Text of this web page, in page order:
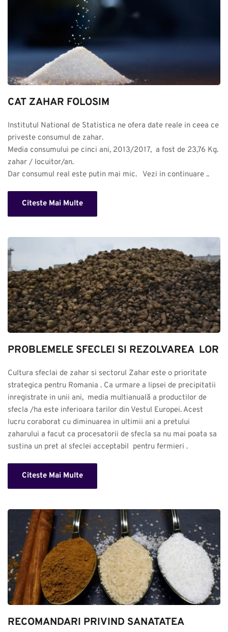
CAT ZAHAR FOLOSIM
Institutul National de Statistica ne ofera date reale in ceea ce
priveste consumul de zahar.
Media consumului pe cinci ani, 2013/2017,  a fost de 23,76 Kg.
zahar / locuitor/an.
Dar consumul real este putin mai mic.   Vezi in continuare ..
Citeste Mai Multe
PROBLEMELE SFECLEI SI REZOLVAREA  LOR
Cultura sfeclai de zahar si sectorul Zahar este o prioritate
strategica pentru Romania . Ca urmare a lipsei de precipitatii
inregistrate in unii ani,  media multianuală a productilor de
sfecla /ha este inferioara tarilor din Vestul Europei. Acest
lucru coraborat cu diminuarea in ultimii ani a pretului
zaharului a facut ca procesatorii de sfecla sa nu mai poata sa
sustina un pret al sfeclei acceptabil  pentru fermieri .
Citeste Mai Multe
RECOMANDARI PRIVIND SANATATEA